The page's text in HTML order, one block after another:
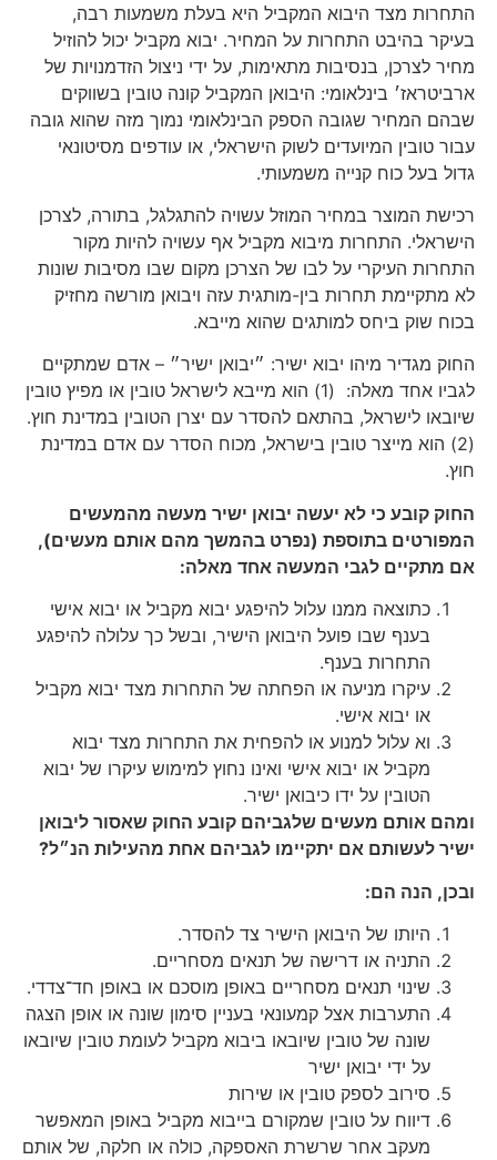
התחרות מצד היבוא המקביל היא בעלת משמעות רבה,
בעיקר בהיבט התחרות על המחיר. יבוא מקביל יכול להוזיל
מחיר לצרכן, בנסיבות מתאימות, על ידי ניצול הזדמנויות של
ארביטראז׳ בינלאומי: היבואן המקביל קונה טובין בשווקים
שבהם המחיר שגובה הספק הבינלאומי נמוך מזה שהוא גובה
עבור טובין המיועדים לשוק הישראלי, או עודפים מסיטונאי
גדול בעל כוח קנייה משמעותי.
רכישת המוצר במחיר המוזל עשויה להתגלגל, בתורה, לצרכן
הישראלי. התחרות מיבוא מקביל אף עשויה להיות מקור
התחרות העיקרי על לבו של הצרכן מקום שבו מסיבות שונות
לא מתקיימת תחרות בין-מותגית עזה ויבואן מורשה מחזיק
בכוח שוק ביחס למותגים שהוא מייבא.
החוק מגדיר מיהו יבוא ישיר: ״יבואן ישיר״ – אדם שמתקיים
לגביו אחד מאלה: (1) הוא מייבא לישראל טובין או מפיץ טובין
שיובאו לישראל, בהתאם להסדר עם יצרן הטובין במדינת חוץ.
(2) הוא מייצר טובין בישראל, מכוח הסדר עם אדם במדינת
חוץ.
החוק קובע כי לא יעשה יבואן ישיר מעשה מהמעשים
המפורטים בתוספת (נפרט בהמשך מהם אותם מעשים),
אם מתקיים לגבי המעשה אחד מאלה:
כתוצאה ממנו עלול להיפגע יבוא מקביל או יבוא אישי
בענף שבו פועל היבואן הישיר, ובשל כך עלולה להיפגע
התחרות בענף.
עיקרו מניעה או הפחתה של התחרות מצד יבוא מקביל
או יבוא אישי.
וא עלול למנוע או להפחית את התחרות מצד יבוא
מקביל או יבוא אישי ואינו נחוץ למימוש עיקרו של יבוא
הטובין על ידו כיבואן ישיר.
ומהם אותם מעשים שלגביהם קובע החוק שאסור ליבואן
ישיר לעשותם אם יתקיימו לגביהם אחת מהעילות הנ״ל?
ובכן, הנה הם:
היותו של היבואן הישיר צד להסדר.
התניה או דרישה של תנאים מסחריים.
שינוי תנאים מסחריים באופן מוסכם או באופן חד־צדדי.
התערבות אצל קמעונאי בעניין סימון שונה או אופן הצגה
שונה של טובין שיובאו ביבוא מקביל לעומת טובין שיובאו
על ידי יבואן ישיר
סירוב לספק טובין או שירות
דיווח על טובין שמקורם בייבוא מקביל באופן המאפשר
מעקב אחר שרשרת האספקה, כולה או חלקה, של אותם